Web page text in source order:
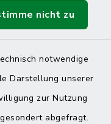
nicht zu
notwendige
Darstellung unserer
zur Nutzung
abgefragt.